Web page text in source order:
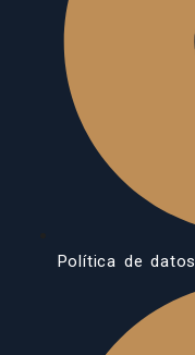
Política de datos